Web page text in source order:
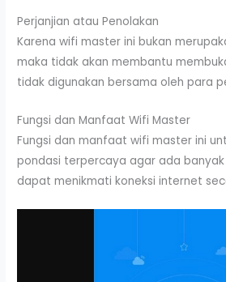
Perjanjian atau Penolakan
Karena wifi master ini bukan
maka tidak akan membantu
tidak digunakan bersama oleh para
Fungsi dan Manfaat Wifi Master
Fungsi dan manfaat wifi master ini
pondasi terpercaya agar ada
dapat menikmati koneksi internet